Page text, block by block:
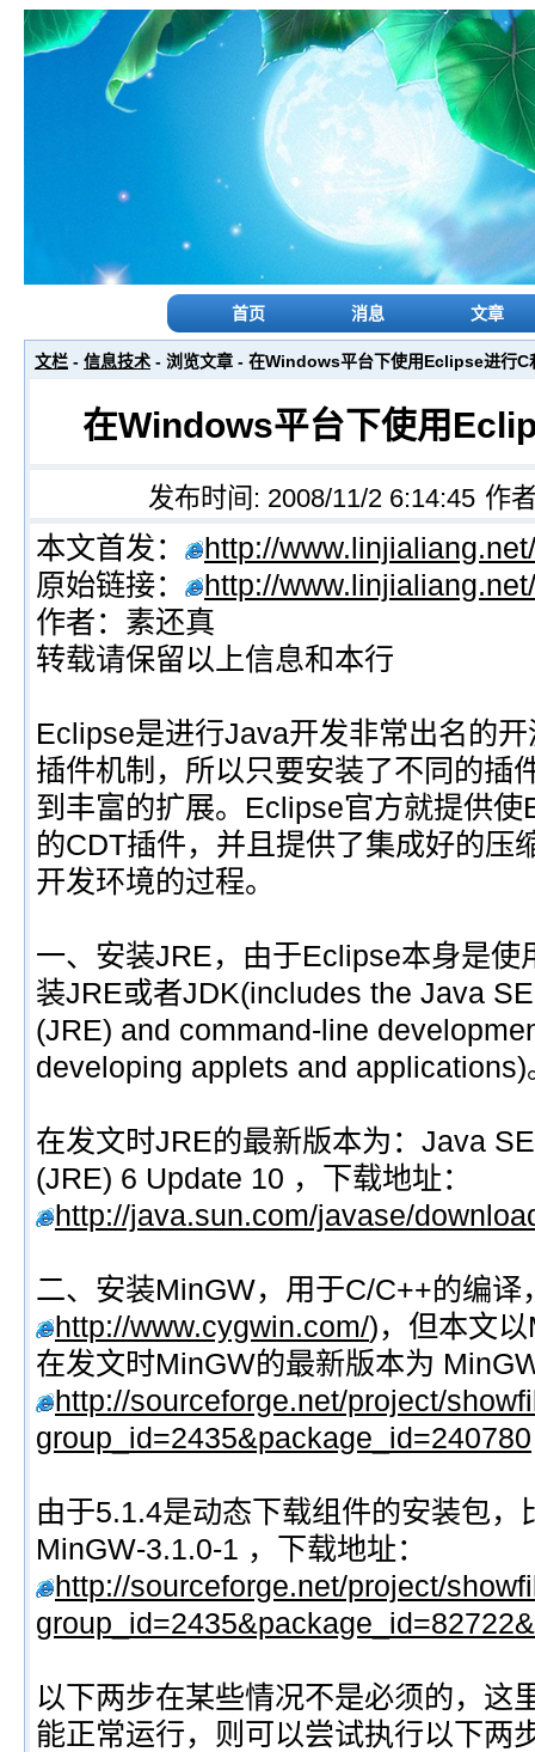
首页 消息 文章
文栏 - 信息技术 - 浏览文章 - 在Windows平台下使用Eclipse进行C
在Windows平台下使用
发布时间: 2008/11/2 6:14:45 作
本文首发：
http://www.linjialiang.net/
原始链接：
http://
作者：素还真
转载请保留以上信息和本行
Eclipse是进行Java开发非常出名的
插件机制，所以只要安装了不同的插
到丰富的扩展。Eclipse官方就提供
的CDT插件，并且提供了集成好的压
开发环境的过程。
一、安装JRE，由于Eclipse本身是使
装JRE或者JDK(includes the Java
(JRE) and command-line
developing applets and applications)
在发文时JRE的最新版本为：Java
(JRE) 6 Update 10 ，下载地址：
http://java.sun.com/javase/
二、安装MinGW，用于C/C++的编
http://www.cygwin.com/)，但本文
在发文时MinGW的最新版本为
http://sourceforge.net/project/
group_id=2435&package_id=240780
由于5.1.4是动态下载组件的安装包，
MinGW-3.1.0-1 ，下载地址：
http://sourceforge.net/project/
以下两步在某些情况不是必须的，这
能正常运行，则可以尝试执行以下两